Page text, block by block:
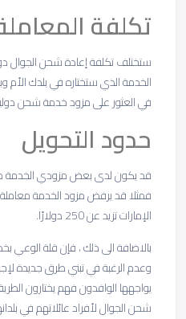
تكلفة
ستختلف تكلفة إعادة شحن الجوال
الخدمة الذي ستختاره في بلدك الأم
في العثور على مزود خدمة شحن دولية
حدود التحويل
قد يكون لدى بعض مزودي الخدمة
فمثلا قد يرفض مزود الخدمة
الإمارات تزيد عن 250 دولارًا.
بالاضافة الى ذلك ، فإن قلة الوعي
وعدم الرغبة في تبني طرق جديدة
يواجهها الوافدون فهم يختارون
شحن الجوال لأفراد عائلاتهم في